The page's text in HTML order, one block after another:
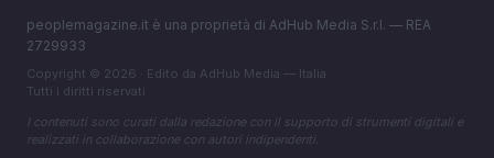
peoplemagazine.it è una proprietà di AdHub Media S.r.l. — REA
2729933
Copyright © 2026 · Edito da AdHub Media — Italia
Tutti i diritti riservati
I contenuti sono curati dalla redazione con il supporto di strumenti digitali e
realizzati in collaborazione con autori indipendenti.